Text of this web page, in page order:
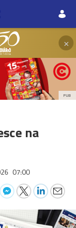
×
PUB
na
07:00